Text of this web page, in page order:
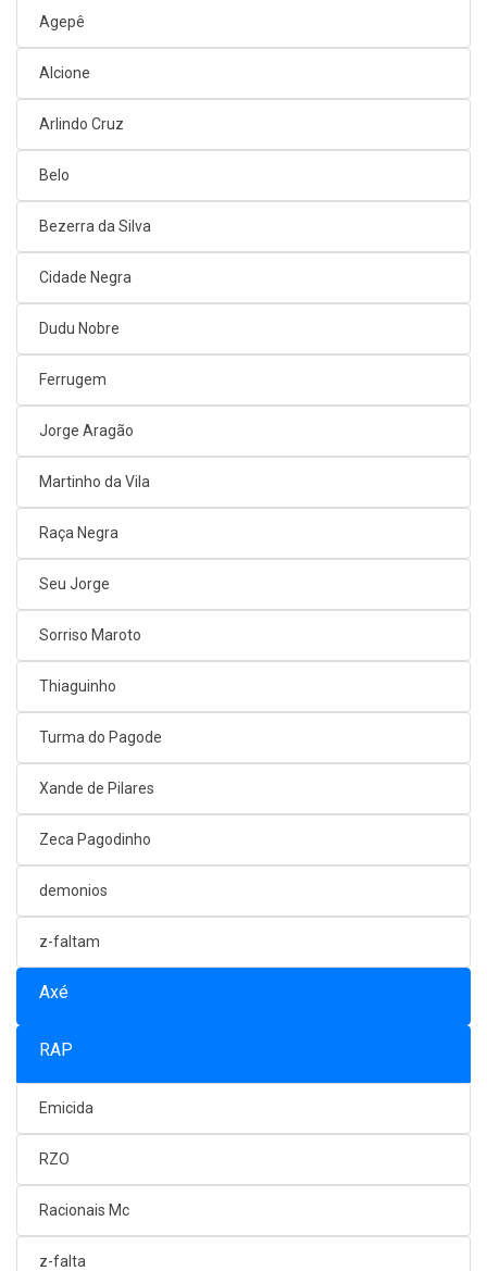
Agepê
Alcione
Arlindo Cruz
Belo
Bezerra da Silva
Cidade Negra
Dudu Nobre
Ferrugem
Jorge Aragão
Martinho da Vila
Raça Negra
Seu Jorge
Sorriso Maroto
Thiaguinho
Turma do Pagode
Xande de Pilares
Zeca Pagodinho
demonios
z-faltam
Axé
RAP
Emicida
RZO
Racionais Mc
z-falta